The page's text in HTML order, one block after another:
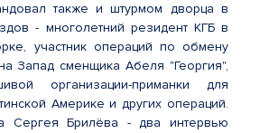
также и штурмом дворца в
- многолетний резидент КГБ в
участник операций по обмену
Запад сменщика Абеля "Георгия",
организации-приманки для
Америке и других операций.
Сергея Брилёва - два интервью